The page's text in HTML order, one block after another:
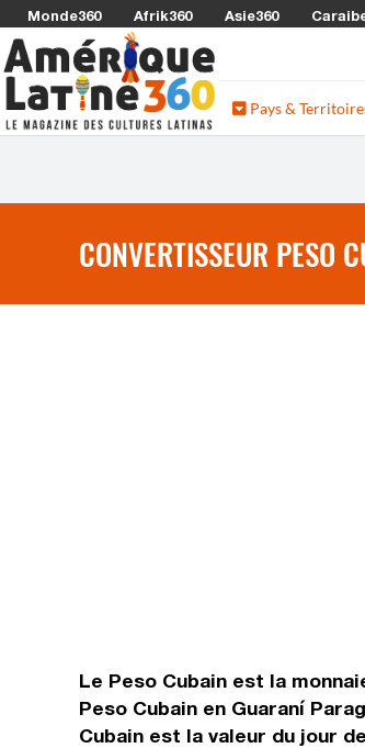
Monde360 Afrik360 Asie360
Pays &
CONVERTISSEUR PESO
Le Peso Cubain est la
Peso Cubain en Guaraní
Cubain est la valeur du jour